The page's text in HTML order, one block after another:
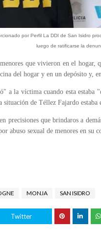
por Perfil La DDI de San Isidro
luego de ratificarse la
que vivieron en el
del hogar y en un depósito y,
a la víctima cuando esta
de Téllez Fajardo estaba
precisiones que brindaros a
abuso sexual de menores en su
MONJA SAN ISIDRO
Twitter